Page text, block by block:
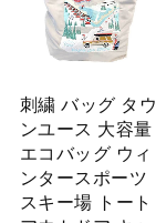
刺繍 バッグ タウ
ンユース 大容量
エコバッグ ウィ
ンタースポーツ
スキー場 トート